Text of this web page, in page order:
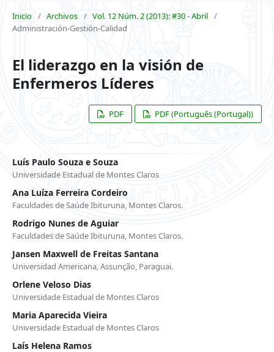
Inicio / Archivos / Vol. 12 Núm. 2 (2013): #30 - Abril /
Administración-Gestión-Calidad
El liderazgo en la visión de
Enfermeros Líderes
PDF PDF (Português (Portugal))
Luís Paulo Souza e Souza
Universidade Estadual de Montes Claros
Ana Luíza Ferreira Cordeiro
Faculdades de Saúde Ibituruna, Montes Claros.
Rodrigo Nunes de Aguiar
Faculdades de Saúde Ibituruna, Montes Claros.
Jansen Maxwell de Freitas Santana
Universidad Americana, Assunção, Paraguai.
Orlene Veloso Dias
Universidade Estadual de Montes Claros
Maria Aparecida Vieira
Universidade Estadual de Montes Claros
Laís Helena Ramos